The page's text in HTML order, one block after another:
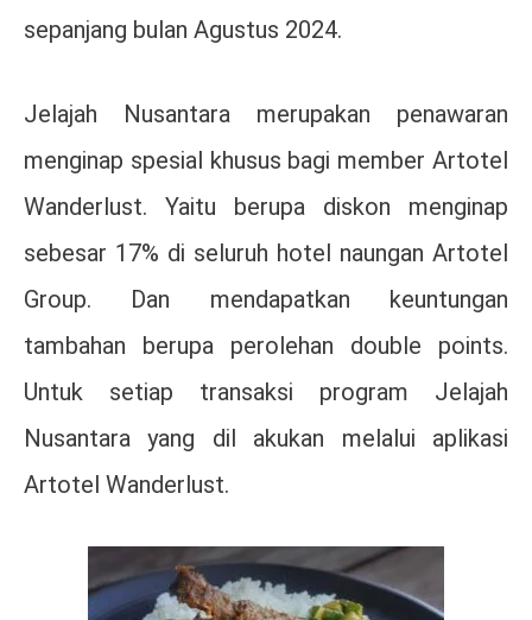
sepanjang bulan Agustus 2024.
Jelajah Nusantara merupakan penawaran
menginap spesial khusus bagi member Artotel
Wanderlust. Yaitu berupa diskon menginap
sebesar 17% di seluruh hotel naungan Artotel
Group. Dan mendapatkan keuntungan
tambahan berupa perolehan double points.
Untuk setiap transaksi program Jelajah
Nusantara yang dil akukan melalui aplikasi
Artotel Wanderlust.